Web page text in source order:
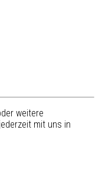
weitere
mit uns in